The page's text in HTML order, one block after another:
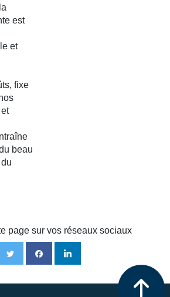
est
et
fixe
beau
page sur vos réseaux sociaux